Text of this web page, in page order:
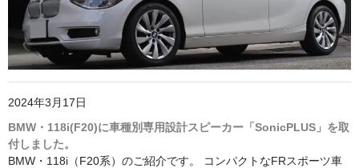
2024年3月17日
BMW・118i(F20)に車種別専用設計スピーカー「SonicPLUS」を取
付しました。
BMW・118i（F20系）のご紹介です。 コンパクトなFRスポーツ車